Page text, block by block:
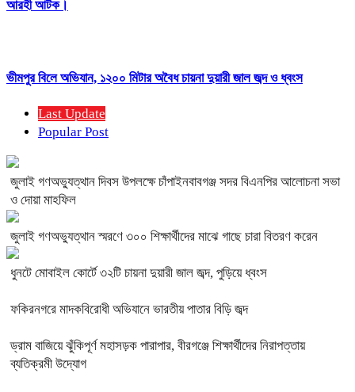
আরহী আটক।
ভীমপুর বিলে অভিযান, ১২০০ মিটার অবৈধ চায়না দুয়ারী জাল জব্দ ও ধ্বংস
Last Update
Popular Post
জুলাই গণঅভ্যুত্থান দিবস উপলক্ষে চাঁপাইনবাবগঞ্জ সদর বিএনপির আলোচনা সভা
ও দোয়া মাহফিল
জুলাই গণঅভ্যুত্থান স্মরণে ৩০০ শিক্ষার্থীদের মাঝে গাছে চারা বিতরণ করেন
ধুনটে মোবাইল কোর্টে ৩২টি চায়না দুয়ারী জাল জব্দ, পুড়িয়ে ধ্বংস
ফকিরনগরে মাদকবিরোধী অভিযানে ভারতীয় পাতার বিড়ি জব্দ
ড্রাম বাজিয়ে ঝুঁকিপূর্ণ মহাসড়ক পারাপার, বীরগঞ্জে শিক্ষার্থীদের নিরাপত্তায়
ব্যতিক্রমী উদ্যোগ